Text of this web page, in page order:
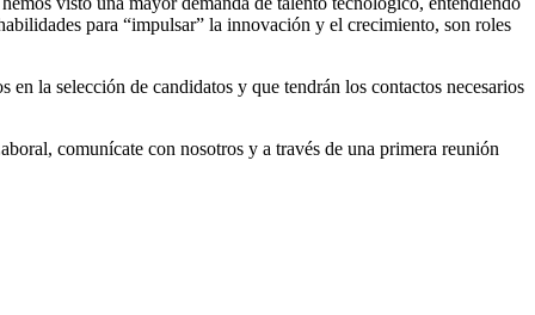
para “impulsar” la innovación y el crecimiento, son roles
la selección de candidatos y que tendrán los contactos necesarios
comunícate con nosotros y a través de una primera reunión